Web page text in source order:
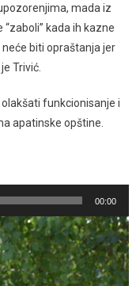
mada iz
kada ih kazne
biti opraštanja jer
Trivić.
funkcionisanje i
apatinske opštine.
00:00